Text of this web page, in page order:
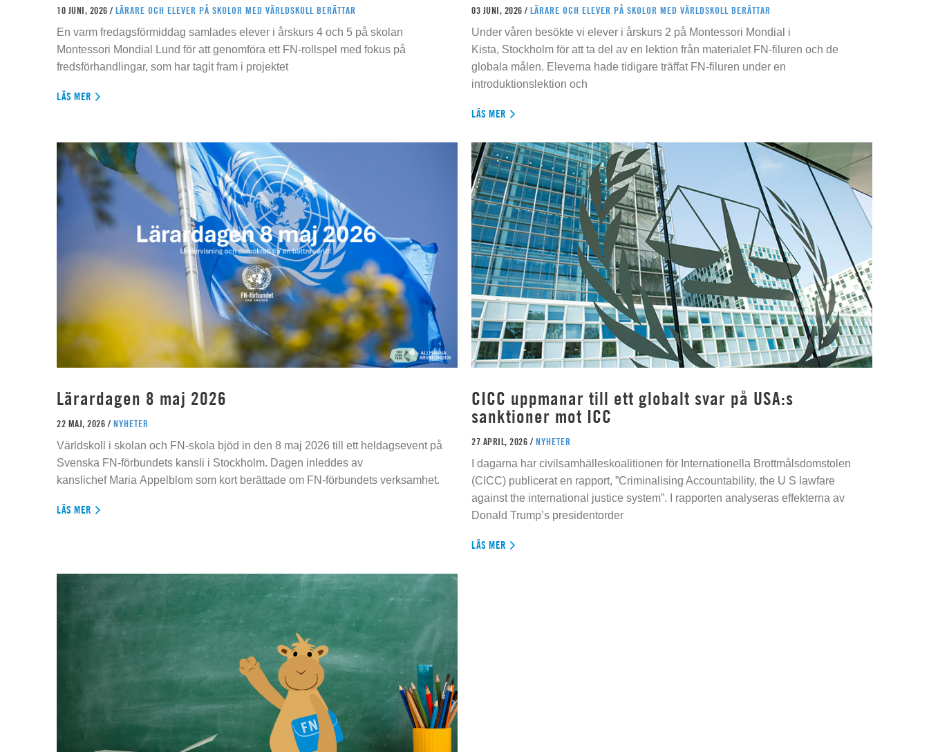
10 JUNI, 2026 / LÄRARE OCH ELEVER PÅ SKOLOR MED VÄRLDSKOLL BERÄTTAR
En varm fredagsförmiddag samlades elever i årskurs 4 och 5 på skolan
Montessori Mondial Lund för att genomföra ett FN-rollspel med fokus på
fredsförhandlingar, som har tagit fram i projektet
LÄS MER
03 JUNI, 2026 / LÄRARE OCH ELEVER PÅ SKOLOR MED VÄRLDSKOLL BERÄTTAR
Under våren besökte vi elever i årskurs 2 på Montessori Mondial i
Kista, Stockholm för att ta del av en lektion från materialet FN-filuren och de
globala målen. Eleverna hade tidigare träffat FN-filuren under en
introduktionslektion och
LÄS MER
Lärardagen 8 maj 2026
22 MAJ, 2026 / NYHETER
Världskoll i skolan och FN-skola bjöd in den 8 maj 2026 till ett heldagsevent på
Svenska FN-förbundets kansli i Stockholm. Dagen inleddes av
kanslichef Maria Appelblom som kort berättade om FN-förbundets verksamhet.
LÄS MER
CICC uppmanar till ett globalt svar på USA:s
sanktioner mot ICC
27 APRIL, 2026 / NYHETER
I dagarna har civilsamhälleskoalitionen för Internationella Brottmålsdomstolen
(CICC) publicerat en rapport, ”Criminalising Accountability, the U S lawfare
against the international justice system”. I rapporten analyseras effekterna av
Donald Trump’s presidentorder
LÄS MER